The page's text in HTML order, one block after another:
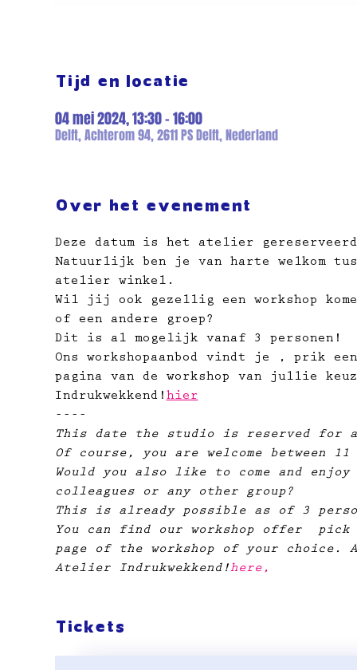
Tijd en locatie
04 mei 2024, 13:30 – 16:00
Delft, Achterom 94, 2611 PS Delft, Nederland
Over het evenement
Deze datum is het atelier gereserveerd
Natuurlijk ben je van harte welkom
atelier winkel.
Wil jij ook gezellig een workshop
of een andere groep?
Dit is al mogelijk vanaf 3 personen!
Ons workshopaanbod vindt je
, prik
pagina van de workshop van jullie
Indrukwekkend!hier
----
This date the studio is reserved for a
Of course, you are welcome between
Would you also like to come and
colleagues or any other group?
This is already possible as of 3
You can find our workshop offer
pick
page of the workshop of your choice.
Atelier Indrukwekkend!here,
Tickets